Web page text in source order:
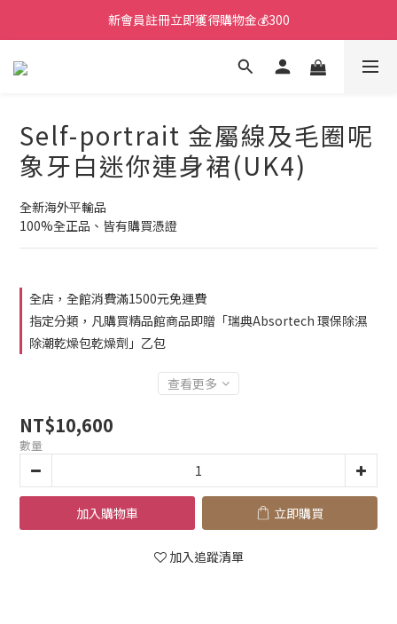
新會員註冊立即獲得購物金💰300
Self-portrait 金屬線及毛圈呢
象牙白迷你連身裙(UK4)
全新海外平輸品
100%全正品、皆有購買憑證
全店，全館消費滿1500元免運費
指定分類，凡購買精品館商品即贈「瑞典Absortech 環保除濕
除潮乾燥包乾燥劑」乙包
查看更多
NT$10,600
數量
加入購物車 立即購買
加入追蹤清單